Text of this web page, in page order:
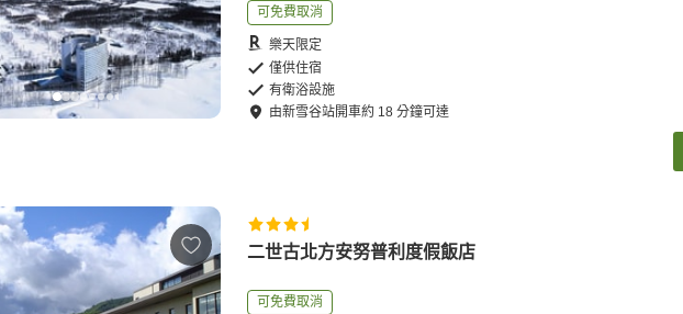
可免費取消
樂天限定
僅供住宿
有衛浴設施
由新雪谷站開車約 18 分鐘可達
二世古北方安努普利度假飯店
可免費取消